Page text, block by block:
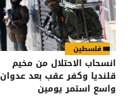
فلسطين
انسحاب الاحتلال من مخيم
قلنديا وكفر عقب بعد عدوان
واسع استمر يومين